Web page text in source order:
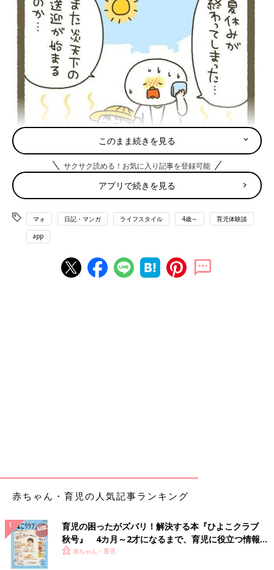
このまま続きを見る
サクサク読める！お気に入り記事を登録可能
アプリで続きを見る
マォ 日記・マンガ ライフスタイル 4歳～ 育児体験談
app
赤ちゃん・育児の人気記事ランキング
育児の困ったがズバリ！解決する本『ひよこクラブ
秋号』 4カ月～2才になるまで、育児に役立つ情報が
いっぱい！
赤ちゃん・育児